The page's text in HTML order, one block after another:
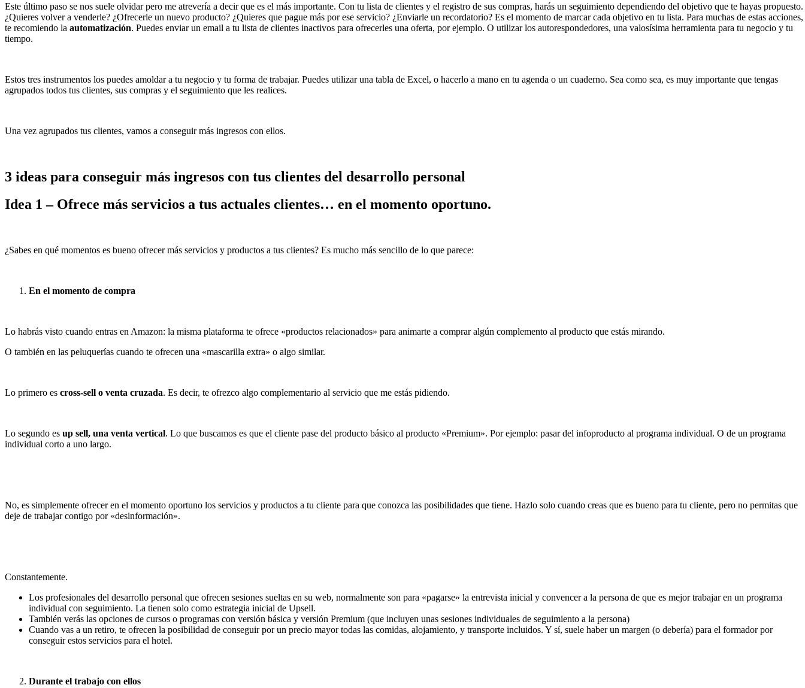
Este último paso se nos suele olvidar pero me atrevería a decir que es el más importante. Con tu lista de clientes y el registro de sus compras, harás un seguimiento dependiendo del objetivo que te hayas propuesto.
¿Quieres volver a venderle? ¿Ofrecerle un nuevo producto? ¿Quieres que pague más por ese servicio? ¿Enviarle un recordatorio? Es el momento de marcar cada objetivo en tu lista. Para muchas de estas acciones,
te recomiendo la automatización. Puedes enviar un email a tu lista de clientes inactivos para ofrecerles una oferta, por ejemplo. O utilizar los autorespondedores, una valosísima herramienta para tu negocio y tu
tiempo.
Estos tres instrumentos los puedes amoldar a tu negocio y tu forma de trabajar. Puedes utilizar una tabla de Excel, o hacerlo a mano en tu agenda o un cuaderno. Sea como sea, es muy importante que tengas
agrupados todos tus clientes, sus compras y el seguimiento que les realices.
Una vez agrupados tus clientes, vamos a conseguir más ingresos con ellos.
3 ideas para conseguir más ingresos con tus clientes del desarrollo personal
Idea 1 – Ofrece más servicios a tus actuales clientes… en el momento oportuno.
¿Sabes en qué momentos es bueno ofrecer más servicios y productos a tus clientes? Es mucho más sencillo de lo que parece:
En el momento de compra
Lo habrás visto cuando entras en Amazon: la misma plataforma te ofrece «productos relacionados» para animarte a comprar algún complemento al producto que estás mirando.
O también en las peluquerías cuando te ofrecen una «mascarilla extra» o algo similar.
Lo primero es cross-sell o venta cruzada. Es decir, te ofrezco algo complementario al servicio que me estás pidiendo.
Lo segundo es up sell, una venta vertical. Lo que buscamos es que el cliente pase del producto básico al producto «Premium». Por ejemplo: pasar del infoproducto al programa individual. O de un programa
individual corto a uno largo.
No, es simplemente ofrecer en el momento oportuno los servicios y productos a tu cliente para que conozca las posibilidades que tiene. Hazlo solo cuando creas que es bueno para tu cliente, pero no permitas que
deje de trabajar contigo por «desinformación».
Constantemente.
Los profesionales del desarrollo personal que ofrecen sesiones sueltas en su web, normalmente son para «pagarse» la entrevista inicial y convencer a la persona de que es mejor trabajar en un programa
individual con seguimiento. La tienen solo como estrategia inicial de Upsell.
También verás las opciones de cursos o programas con versión básica y versión Premium (que incluyen unas sesiones individuales de seguimiento a la persona)
Cuando vas a un retiro, te ofrecen la posibilidad de conseguir por un precio mayor todas las comidas, alojamiento, y transporte incluidos. Y sí, suele haber un margen (o debería) para el formador por
conseguir estos servicios para el hotel.
Durante el trabajo con ellos